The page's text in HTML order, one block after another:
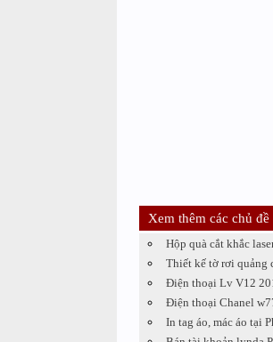
Xem thêm các chủ
Hộp quà cắt khắc
Thiết kế tờ rơi quảng
Điện thoại Lv V12
Điện thoại Chanel
In tag áo, mác áo tại